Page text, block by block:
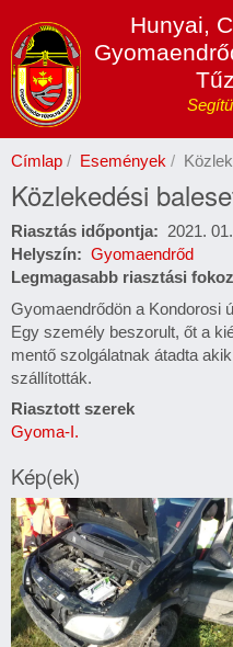
tartalomra
Hunyai,
Címlap Események
Közlekedési
Riasztás időpontja
2021.
Helyszín
Gyomaendrőd
Legmagasabb riasztási
Gyomaendrődön a Kondorosi
Egy személy beszorult, őt a
mentő szolgálatnak átadta
szállították.
Riasztott szerek
Gyoma-I.
Kép(ek)